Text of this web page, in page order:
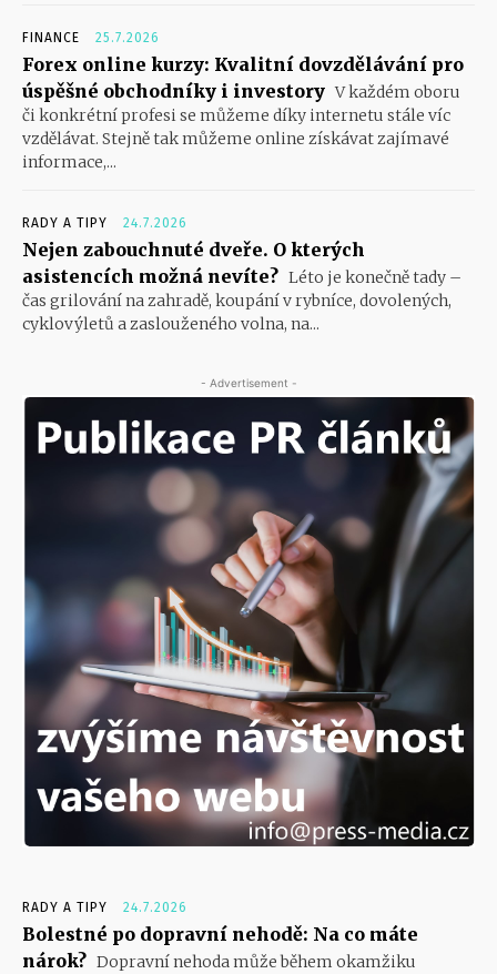
FINANCE 25.7.2026
Forex online kurzy: Kvalitní dovzdělávání pro
úspěšné obchodníky i investory V každém oboru
či konkrétní profesi se můžeme díky internetu stále víc
vzdělávat. Stejně tak můžeme online získávat zajímavé
informace,...
RADY A TIPY 24.7.2026
Nejen zabouchnuté dveře. O kterých
asistencích možná nevíte? Léto je konečně tady –
čas grilování na zahradě, koupání v rybníce, dovolených,
cyklovýletů a zaslouženého volna, na...
- Advertisement -
RADY A TIPY 24.7.2026
Bolestné po dopravní nehodě: Na co máte
nárok? Dopravní nehoda může během okamžiku